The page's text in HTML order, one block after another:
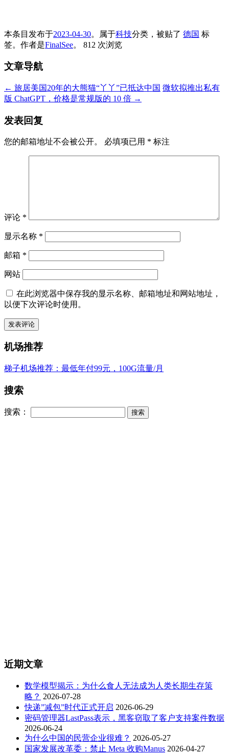
本条目发布于2023-04-30。属于科技分类，被贴了 德国 标
签。 作者是FinalSee。 812 次浏览
文章导航
← 旅居美国20年的大熊猫“丫丫”已抵达中国 微软拟推出私有
版 ChatGPT，价格是常规版的 10 倍 →
发表回复
您的邮箱地址不会被公开。 必填项已用 * 标注
评论 *
显示名称 *
邮箱 *
网站
在此浏览器中保存我的显示名称、邮箱地址和网站地址，
以便下次评论时使用。
机场推荐
梯子机场推荐：最低年付99元，100G流量/月
搜索
搜索：
近期文章
数学模型揭示：为什么食人无法成为人类长期生存策
略？ 2026-07-28
快递”减包”时代正式开启 2026-06-29
密码管理器LastPass表示，黑客窃取了客户支持案件数据
2026-06-24
为什么中国的民营企业很难？ 2026-05-27
国家发展改革委：禁止 Meta 收购Manus 2026-04-27